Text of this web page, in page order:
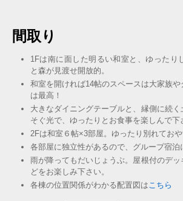
間取り
1Fは南に面した明るい和室と、ゆったり
と森が見渡せ開放的。
和室を開ければ14帖のスペースは大家族
は最高！
大きなダイニングテーブルと、縁側に続
そぐ光で、ゆったりとお食事を楽しんで下
2Fは和室６帖×3部屋。ゆったり別れておや
各部屋に独立性があるので、グループ宿泊
雨が降ってもだいじょうぶ。屋根付のデ
どをお楽しみ下さい。
各棟の位置関係がわかる配置図はこちら